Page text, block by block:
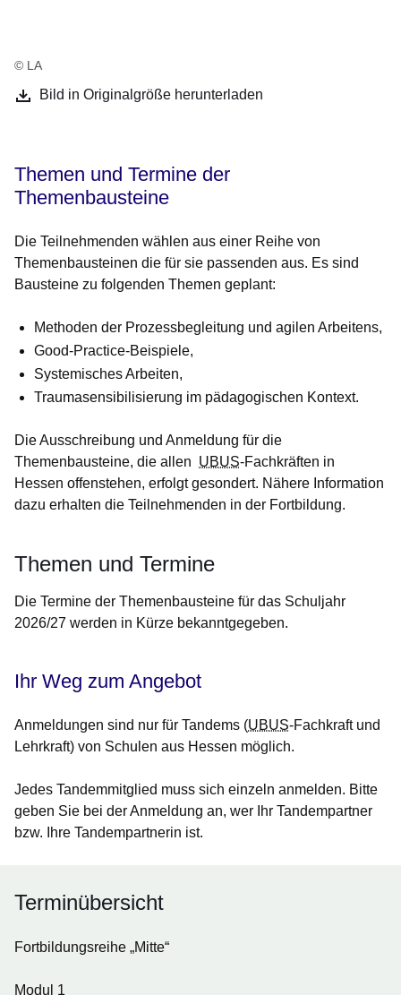
© LA
Bild in Originalgröße herunterladen
Themen und Termine der
Themenbausteine
Die Teilnehmenden wählen aus einer Reihe von
Themenbausteinen die für sie passenden aus. Es sind
Bausteine zu folgenden Themen geplant:
Methoden der Prozessbegleitung und agilen Arbeitens,
Good-Practice-Beispiele,
Systemisches Arbeiten,
Traumasensibilisierung im pädagogischen Kontext.
Die Ausschreibung und Anmeldung für die
Themenbausteine, die allen UBUS-Fachkräften in
Hessen offenstehen, erfolgt gesondert. Nähere Information
dazu erhalten die Teilnehmenden in der Fortbildung.
Themen und Termine
Die Termine der Themenbausteine für das Schuljahr
2026/27 werden in Kürze bekanntgegeben.
Ihr Weg zum Angebot
Anmeldungen sind nur für Tandems (UBUS-Fachkraft und
Lehrkraft) von Schulen aus Hessen möglich.
Jedes Tandemmitglied muss sich einzeln anmelden. Bitte
geben Sie bei der Anmeldung an, wer Ihr Tandempartner
bzw. Ihre Tandempartnerin ist.
Terminübersicht
Fortbildungsreihe „Mitte“
Modul 1